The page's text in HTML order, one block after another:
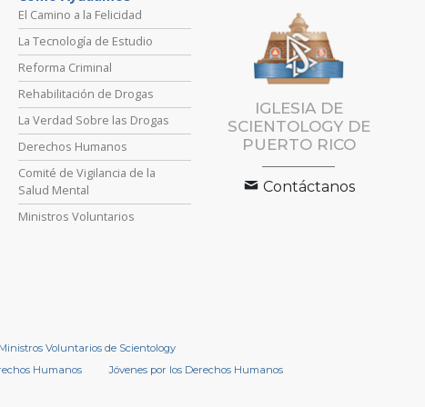
El Camino a la Felicidad
La Tecnología de Estudio
Reforma Criminal
Rehabilitación de Drogas
La Verdad Sobre las Drogas
Derechos Humanos
Comité de Vigilancia de la
Salud Mental
Ministros Voluntarios
IGLESIA DE
SCIENTOLOGY DE
PUERTO RICO
Contáctanos
Ministros Voluntarios de Scientology
Humanos
Jóvenes por los Derechos Humanos